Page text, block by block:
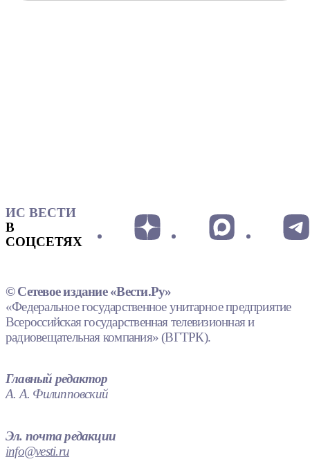
ИС ВЕСТИ
В
СОЦСЕТЯХ
© Сетевое издание «Вести.Ру»
«Федеральное государственное унитарное предприятие
Всероссийская государственная телевизионная и
радиовещательная компания» (ВГТРК).
Главный редактор
А. А. Филипповский
Эл. почта редакции
info@vesti.ru